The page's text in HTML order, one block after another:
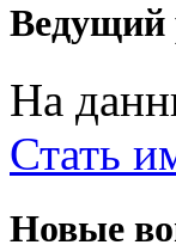
Ведущий
На
Стать
Новые